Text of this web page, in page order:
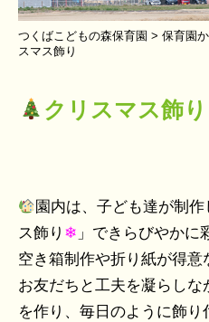
つくばこどもの森保育園 > 保育園
スマス飾り
クリスマス飾り
園内は、子ども達が制作
ス飾り ❄ 」できらびやかに
空き箱制作や折り紙が得意
お友だちと工夫を凝らしな
を作り、毎日のように飾り